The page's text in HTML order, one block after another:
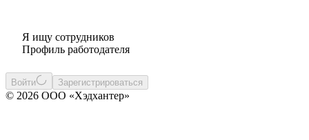
Я ищу сотрудников
Профиль работодателя
Войти Зарегистрироваться
© 2026 ООО «Хэдхантер»